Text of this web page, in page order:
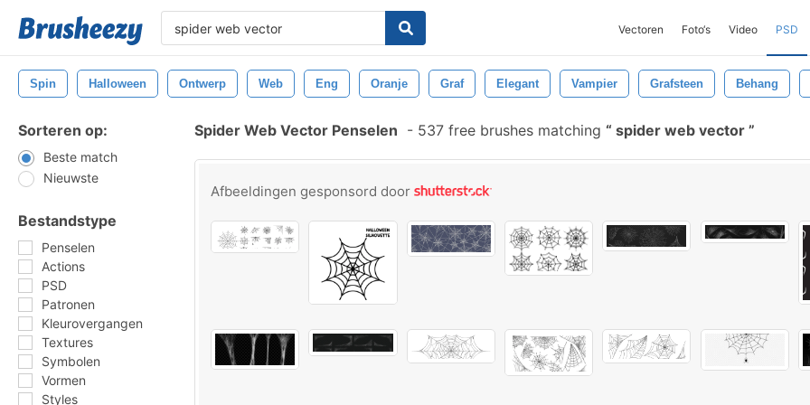
Vectoren Foto‘s Video PSD
Spin Halloween Ontwerp Web Eng Oranje Graf Elegant Vampier Grafsteen Behang
Sorteren op:
Beste match
Nieuwste
Bestandstype
Penselen
Actions
PSD
Patronen
Kleurovergangen
Textures
Symbolen
Vormen
Styles
Spider Web Vector Penselen - 537 free brushes matching spider web vector
Afbeeldingen gesponsord door